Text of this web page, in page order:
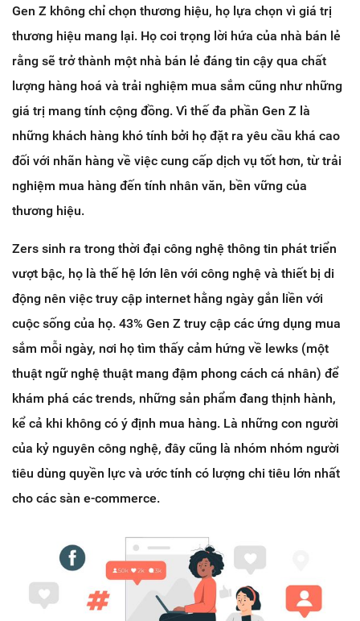
Gen Z không chỉ chọn thương hiệu, họ lựa chọn vì giá trị
thương hiệu mang lại. Họ coi trọng lời hứa của nhà bán lẻ
rằng sẽ trở thành một nhà bán lẻ đáng tin cậy qua chất
lượng hàng hoá và trải nghiệm mua sắm cũng như những
giá trị mang tính cộng đồng. Vì thế đa phần Gen Z là
những khách hàng khó tính bởi họ đặt ra yêu cầu khá cao
đối với nhãn hàng về việc cung cấp dịch vụ tốt hơn, từ trải
nghiệm mua hàng đến tính nhân văn, bền vững của
thương hiệu.
Zers sinh ra trong thời đại công nghệ thông tin phát triển
vượt bậc, họ là thế hệ lớn lên với công nghệ và thiết bị di
động nên việc truy cập internet hằng ngày gắn liền với
cuộc sống của họ. 43% Gen Z truy cập các ứng dụng mua
sắm mỗi ngày, nơi họ tìm thấy cảm hứng về lewks (một
thuật ngữ nghệ thuật mang đậm phong cách cá nhân) để
khám phá các trends, những sản phẩm đang thịnh hành,
kể cả khi không có ý định mua hàng. Là những con người
của kỷ nguyên công nghệ, đây cũng là nhóm nhóm người
tiêu dùng quyền lực và ước tính có lượng chi tiêu lớn nhất
cho các sàn e-commerce.